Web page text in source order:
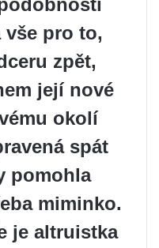
vše pro to,
zpět,
její nové
okolí
spát
pomohla
miminko.
je altruistka